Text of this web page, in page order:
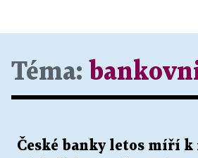
Téma:
České banky letos míří